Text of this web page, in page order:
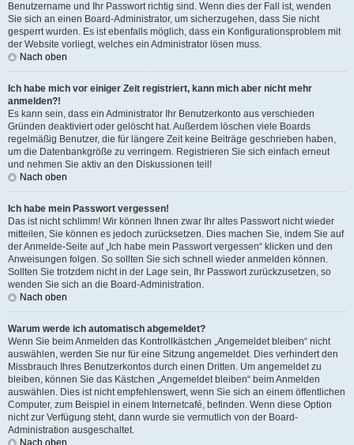
Benutzername und Ihr Passwort richtig sind. Wenn dies der Fall ist, wenden
Sie sich an einen Board-Administrator, um sicherzugehen, dass Sie nicht
gesperrt wurden. Es ist ebenfalls möglich, dass ein Konfigurationsproblem mit
der Website vorliegt, welches ein Administrator lösen muss.
Nach oben
Ich habe mich vor einiger Zeit registriert, kann mich aber nicht mehr
anmelden?!
Es kann sein, dass ein Administrator Ihr Benutzerkonto aus verschieden
Gründen deaktiviert oder gelöscht hat. Außerdem löschen viele Boards
regelmäßig Benutzer, die für längere Zeit keine Beiträge geschrieben haben,
um die Datenbankgröße zu verringern. Registrieren Sie sich einfach erneut
und nehmen Sie aktiv an den Diskussionen teil!
Nach oben
Ich habe mein Passwort vergessen!
Das ist nicht schlimm! Wir können Ihnen zwar Ihr altes Passwort nicht wieder
mitteilen, Sie können es jedoch zurücksetzen. Dies machen Sie, indem Sie auf
der Anmelde-Seite auf „Ich habe mein Passwort vergessen“ klicken und den
Anweisungen folgen. So sollten Sie sich schnell wieder anmelden können.
Sollten Sie trotzdem nicht in der Lage sein, Ihr Passwort zurückzusetzen, so
wenden Sie sich an die Board-Administration.
Nach oben
Warum werde ich automatisch abgemeldet?
Wenn Sie beim Anmelden das Kontrollkästchen „Angemeldet bleiben“ nicht
auswählen, werden Sie nur für eine Sitzung angemeldet. Dies verhindert den
Missbrauch Ihres Benutzerkontos durch einen Dritten. Um angemeldet zu
bleiben, können Sie das Kästchen „Angemeldet bleiben“ beim Anmelden
auswählen. Dies ist nicht empfehlenswert, wenn Sie sich an einem öffentlichen
Computer, zum Beispiel in einem Internetcafé, befinden. Wenn diese Option
nicht zur Verfügung steht, dann wurde sie vermutlich von der Board-
Administration ausgeschaltet.
Nach oben